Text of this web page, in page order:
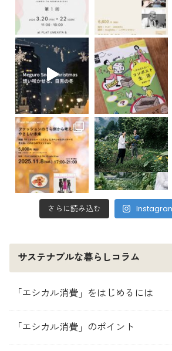
さらに読み込む
サステナブルな暮らしコラム
「エシカル消費」をはじめるには
「エシカル消費」のポイント